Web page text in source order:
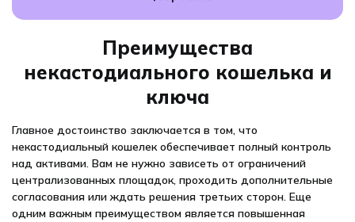
Преимущества
некастодиального кошелька и
ключа
Главное достоинство заключается в том, что
некастодиальный кошелек обеспечивает полный контроль
над активами. Вам не нужно зависеть от ограничений
централизованных площадок, проходить дополнительные
согласования или ждать решения третьих сторон. Еще
одним важным преимуществом является повышенная